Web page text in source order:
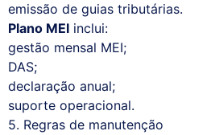
emissão de guias tributárias.
Plano MEI inclui:
gestão mensal MEI;
DAS;
declaração anual;
suporte operacional.
5. Regras de manutenção